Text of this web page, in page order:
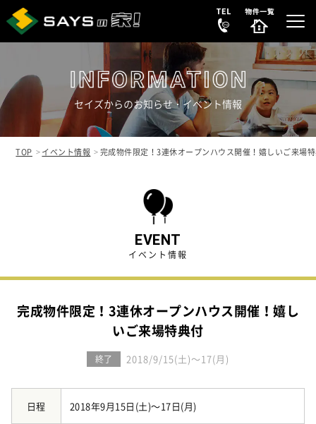
REASON
選ばれる理由
NEW HOUSE
販売中の新築分譲住宅
SECONDHAND
販売中の中古リノベ物件
COMPANY
会社案内
お知らせ
建築実例
オーナーズボイス
動画ギャラリー
ハウスメイキングラボ
（住宅コラム）
セイズからのお知らせ・イベント情報
TOP イベント情報 完成物件限定！3連休オープンハウス開催！嬉しいご来場
EVENT
イベント情報
完成物件限定！3連休オープンハウス開催！嬉し
いご来場特典付
終了 2018/9/15(土)～17(月)
日程 2018年9月15日(土)～17日(月)